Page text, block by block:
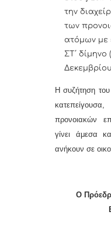
την
των
ατόμων με
ΣΤ΄
Η συζήτηση του
κατεπείγουσα,
προνοιακών
γίνει άμεσα
ανήκουν σε
Ο